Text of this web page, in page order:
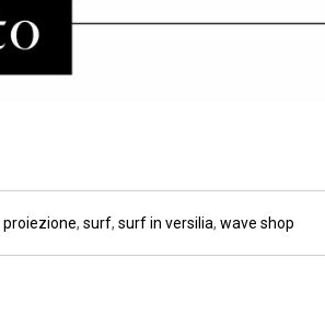
proiezione, surf, surf in versilia, wave shop